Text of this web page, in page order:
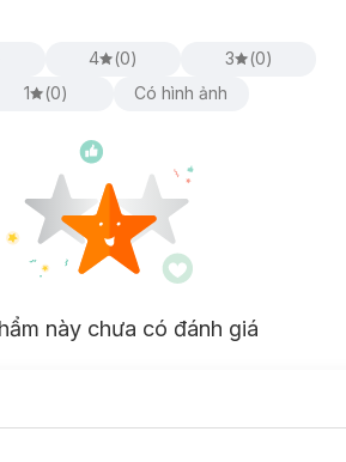
4 (0) 3 (0)
1
(0) Có hình ảnh
này chưa có đánh giá